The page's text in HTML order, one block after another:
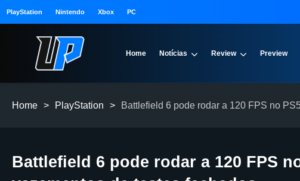
PlayStation Nintendo Xbox PC
Home Notícias Review Preview
Home > PlayStation > Battlefield 6 pode rodar a 120 FPS no
Battlefield 6 pode rodar a 120 FPS